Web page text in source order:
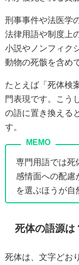
刑事事件や法医学
法律用語や制度上
小説やノンフィク
動物の死骸を含め
たとえば「死体検
門表現です。こう
の語に置き換える
す。
専門用語では死
感情面への配慮
を選ぶほうが自
死体の語源は
死体は、文字どお